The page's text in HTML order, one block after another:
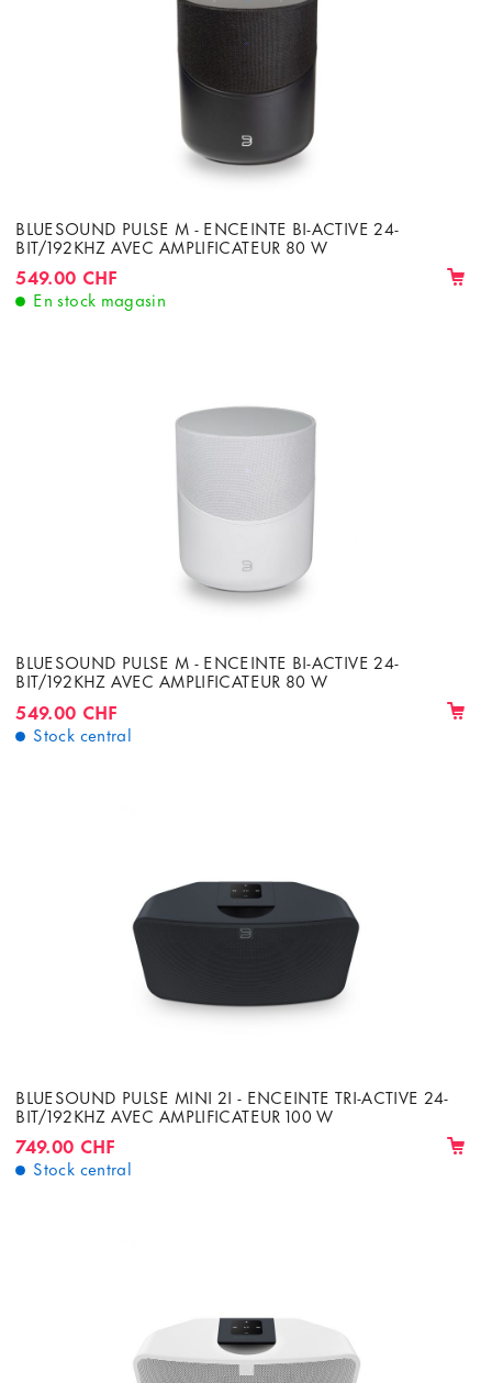
BLUESOUND PULSE M - ENCEINTE BI-ACTIVE 24-
BIT/192KHZ AVEC AMPLIFICATEUR 80 W
549.00 CHF
En stock magasin
BLUESOUND PULSE M - ENCEINTE BI-ACTIVE 24-
BIT/192KHZ AVEC AMPLIFICATEUR 80 W
549.00 CHF
Stock central
BLUESOUND PULSE MINI 2I - ENCEINTE TRI-ACTIVE 24-
BIT/192KHZ AVEC AMPLIFICATEUR 100 W
749.00 CHF
Stock central